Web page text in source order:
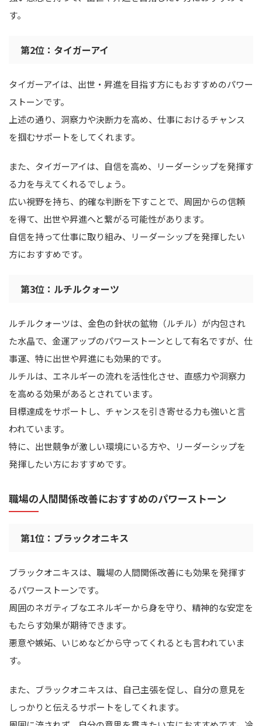
す。
第2位：タイガーアイ
タイガーアイは、出世・昇進を目指す方にもおすすめのパワー
ストーンです。
上述の通り、洞察力や決断力を高め、仕事におけるチャンス
を掴むサポートをしてくれます。
また、タイガーアイは、自信を高め、リーダーシップを発揮す
る力を与えてくれるでしょう。
広い視野を持ち、的確な判断を下すことで、周囲からの信頼
を得て、出世や昇進へと繋がる可能性があります。
自信を持って仕事に取り組み、リーダーシップを発揮したい
方におすすめです。
第3位：ルチルクォーツ
ルチルクォーツは、金色の針状の鉱物（ルチル）が内包され
た水晶で、金運アップのパワーストーンとして有名ですが、仕
事運、特に出世や昇進にも効果的です。
ルチルは、エネルギーの流れを活性化させ、直感力や洞察力
を高める効果があるとされています。
目標達成をサポートし、チャンスを引き寄せる力も強いと言
われています。
特に、出世競争が激しい環境にいる方や、リーダーシップを
発揮したい方におすすめです。
職場の人間関係改善におすすめのパワーストーン
第1位：ブラックオニキス
ブラックオニキスは、職場の人間関係改善にも効果を発揮す
るパワーストーンです。
周囲のネガティブなエネルギーから身を守り、精神的な安定を
もたらす効果が期待できます。
悪意や嫉妬、いじめなどから守ってくれるとも言われていま
す。
また、ブラックオニキスは、自己主張を促し、自分の意見を
しっかりと伝えるサポートをしてくれます。